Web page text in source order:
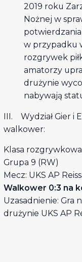
2019 roku
Nożnej w
w przypadku
rozgrywek
amatorzy
drużynie
nabywają
III. Wydział Gier i
walkower:
Klasa
Grupa 9 (RW)
Mecz: UKS AP
Walkower 0:3 na
Uzasadnienie: Gra
drużynie UKS AP